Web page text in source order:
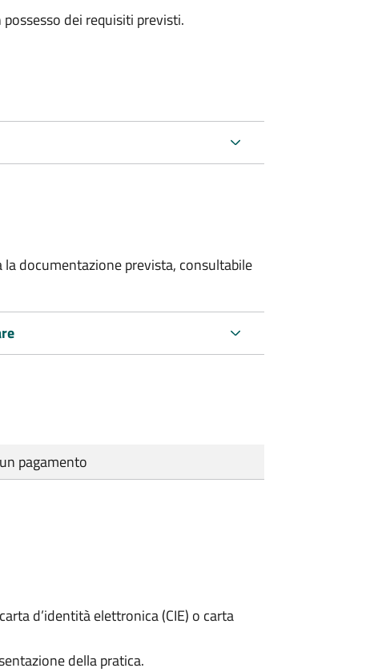
dei requisiti previsti.
documentazione prevista, consultabile
pagamento
d’identità elettronica (CIE) o carta
della pratica.